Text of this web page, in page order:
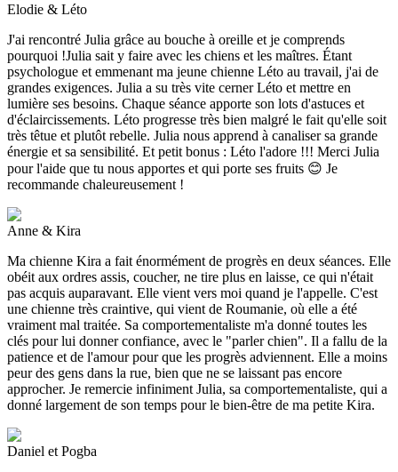
Elodie & Léto
J'ai rencontré Julia grâce au bouche à oreille et je comprends
pourquoi !Julia sait y faire avec les chiens et les maîtres. Étant
psychologue et emmenant ma jeune chienne Léto au travail, j'ai de
grandes exigences. Julia a su très vite cerner Léto et mettre en
lumière ses besoins. Chaque séance apporte son lots d'astuces et
d'éclaircissements. Léto progresse très bien malgré le fait qu'elle soit
très têtue et plutôt rebelle. Julia nous apprend à canaliser sa grande
énergie et sa sensibilité. Et petit bonus : Léto l'adore !!! Merci Julia
pour l'aide que tu nous apportes et qui porte ses fruits 😊 Je
recommande chaleureusement !
Anne & Kira
Ma chienne Kira a fait énormément de progrès en deux séances. Elle
obéit aux ordres assis, coucher, ne tire plus en laisse, ce qui n'était
pas acquis auparavant. Elle vient vers moi quand je l'appelle. C'est
une chienne très craintive, qui vient de Roumanie, où elle a été
vraiment mal traitée. Sa comportementaliste m'a donné toutes les
clés pour lui donner confiance, avec le "parler chien". Il a fallu de la
patience et de l'amour pour que les progrès adviennent. Elle a moins
peur des gens dans la rue, bien que ne se laissant pas encore
approcher. Je remercie infiniment Julia, sa comportementaliste, qui a
donné largement de son temps pour le bien-être de ma petite Kira.
Daniel et Pogba